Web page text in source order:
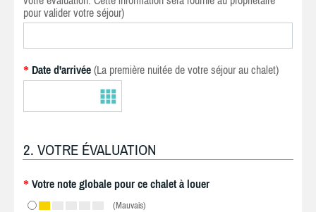
pour valider votre séjour)
* Date d'arrivée (La première nuitée de votre séjour au chalet)
2. VOTRE ÉVALUATION
* Votre note globale pour ce chalet à louer
(Mauvais)